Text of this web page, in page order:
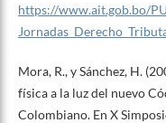
https://www.ait.gob.bo/
Mora, R., y Sánchez, H.
física a la luz del nuevo
Colombiano. En X